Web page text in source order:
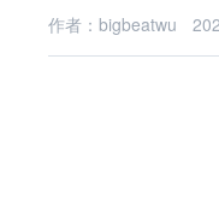
作者：bigbeatwu